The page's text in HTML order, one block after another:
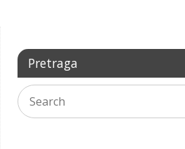
Pretraga